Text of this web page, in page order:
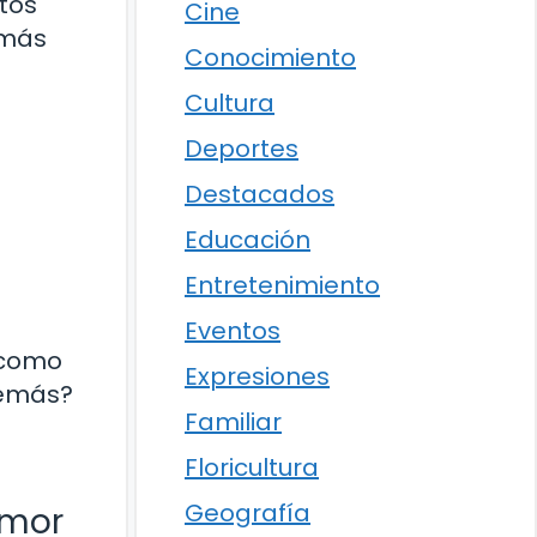
Cine
Conocimiento
Cultura
Deportes
Destacados
Educación
Entretenimiento
Eventos
Expresiones
Familiar
Floricultura
Geografía